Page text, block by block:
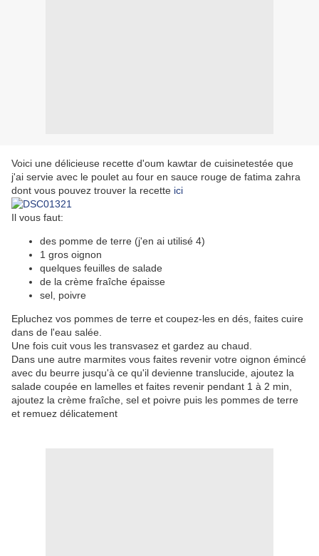
Voici une délicieuse recette d'oum kawtar de cuisinetestée que
j'ai servie avec le poulet au four en sauce rouge de fatima zahra
dont vous pouvez trouver la recette ici
Il vous faut:
des pomme de terre (j'en ai utilisé 4)
1 gros oignon
quelques feuilles de salade
de la crème fraîche épaisse
sel, poivre
Epluchez vos pommes de terre et coupez-les en dés, faites cuire
dans de l'eau salée.
Une fois cuit vous les transvasez et gardez au chaud.
Dans une autre marmites vous faites revenir votre oignon émincé
avec du beurre jusqu'à ce qu'il devienne translucide, ajoutez la
salade coupée en lamelles et faites revenir pendant 1 à 2 min,
ajoutez la crème fraîche, sel et poivre puis les pommes de terre
et remuez délicatement